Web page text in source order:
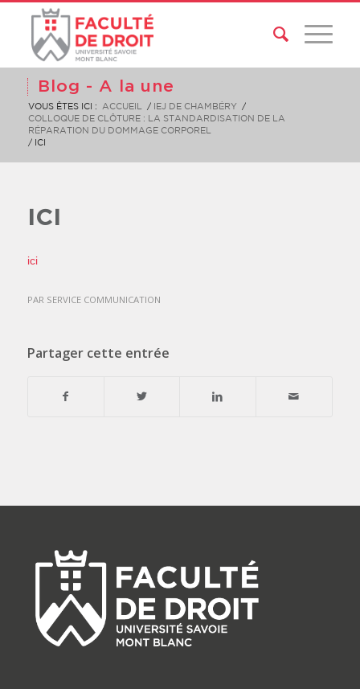
Blog - A la une
VOUS ÊTES ICI : ACCUEIL / IEJ DE CHAMBÉRY
/
COLLOQUE DE CLÔTURE : LA STANDARDISATION DE LA
RÉPARATION DU DOMMAGE CORPOREL
/ ICI
ICI
ici
PAR SERVICE COMMUNICATION
Partager cette entrée